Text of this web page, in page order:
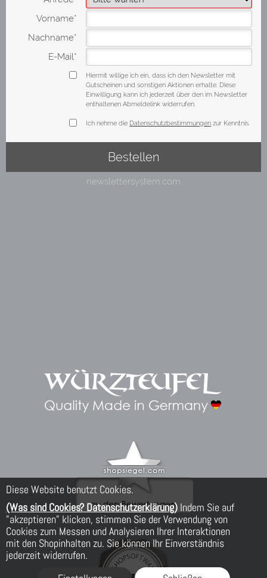
Diese Website benutzt Cookies.
(Was sind Cookies? Datenschutzerklärung) Indem Sie auf
"akzeptieren" klicken, stimmen Sie der Verwendung von
Cookies zum Messen und Analysieren Ihrer Interaktionen
mit den Shopinhalten zu. Sie können Ihr Einverständnis
jederzeit widerrufen.